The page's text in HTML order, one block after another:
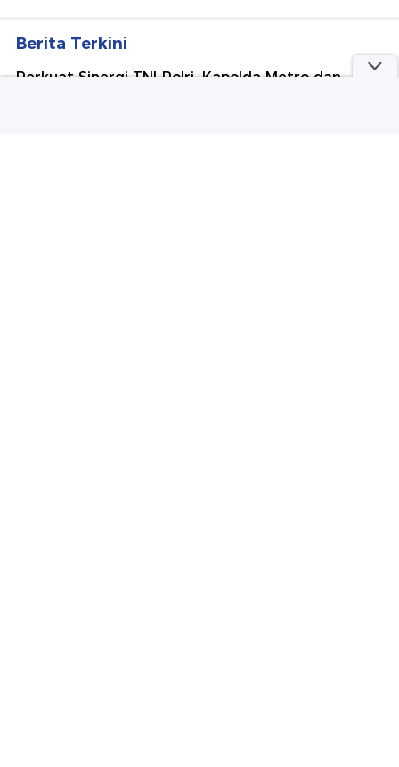
Berita Terkini
Perkuat Sinergi TNI-Polri, Kapolda Metro dan